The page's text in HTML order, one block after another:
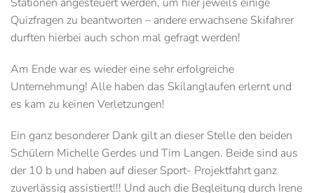
Quizfragen zu beantworten – andere erwachsene Skifahrer
durften hierbei auch schon mal gefragt werden!
Am Ende war es wieder eine sehr erfolgreiche
Unternehmung! Alle haben das Skilanglaufen erlernt und
es kam zu keinen Verletzungen!
Ein ganz besonderer Dank gilt an dieser Stelle den beiden
Schülern Michelle Gerdes und Tim Langen. Beide sind aus
der 10 b und haben auf dieser Sport- Projektfahrt ganz
zuverlässig assistiert!!! Und auch die Begleitung durch Irene